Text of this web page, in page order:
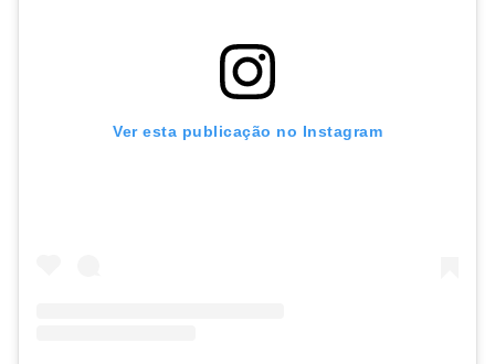
Ver esta publicação no Instagram